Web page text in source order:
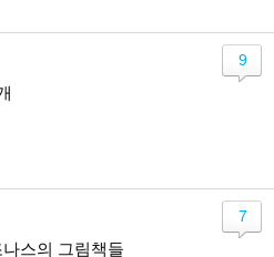
9
스의 그림책들
7